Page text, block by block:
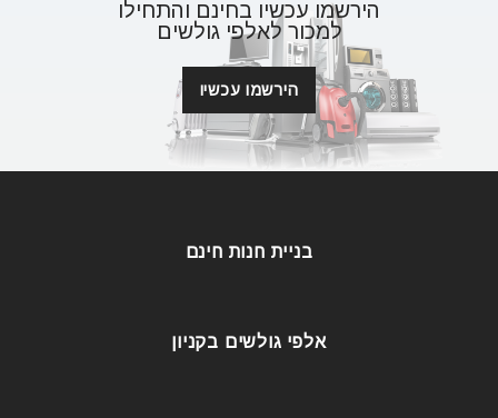
הירשמו עכשיו בחינם והתחילו
למכור לאלפי גולשים
הירשמו עכשיו
בניית חנות חינם
אלפי גולשים בקניון